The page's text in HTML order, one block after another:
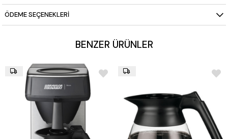
ÖDEME SEÇENEKLERI
BENZER ÜRÜNLER